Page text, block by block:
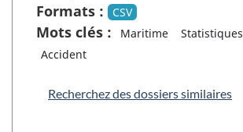
Formats :
CSV
Mots clés : Maritime Statistiques
Accident
Recherchez des dossiers similaires